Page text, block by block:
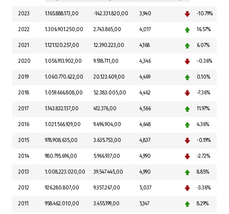
2023 1.165.888.173,00 -142.331.820,00 3,940 -10.79%
2022 1.306.901.250,00 2.743.865,00 4,017 16.57%
2021 1.121.120.257,00 12.390.223,00 4,168 6.07%
2020 1.056.913.902,00 9.518.711,00 4,346 -0.36%
2019 1.060.770.622,00 20.123.609,00 4,469 0.10%
2018 1.059.666.808,00 52.383.005,00 4,462 -7.36%
2017 1.143.832.137,00 412.376,00 4,566 11.97%
2016 1.021.566.929,00 9.496.904,00 4,648 4.36%
2015 978.908.635,00 3.635.753,00 4,837 -0.19%
2014 980.795.696,00 5.966.937,00 4,990 -2.72%
2013 1.008.223.020,00 39.547.445,00 4,990 8.85%
2012 926.280.807,00 9.357.267,00 5,037 -3.36%
2011 958.462.010,00 3.455.199,00 5,147 8.29%